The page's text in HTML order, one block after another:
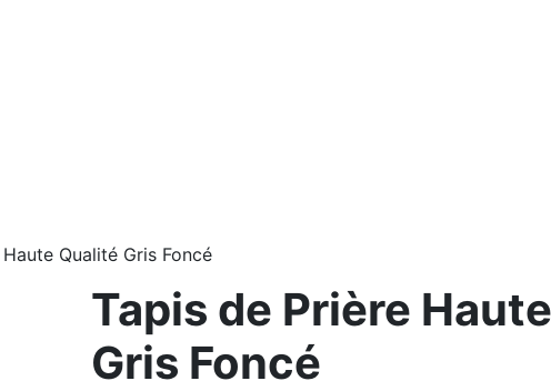
Qualité Gris Foncé
Tapis de Prière
Gris Foncé